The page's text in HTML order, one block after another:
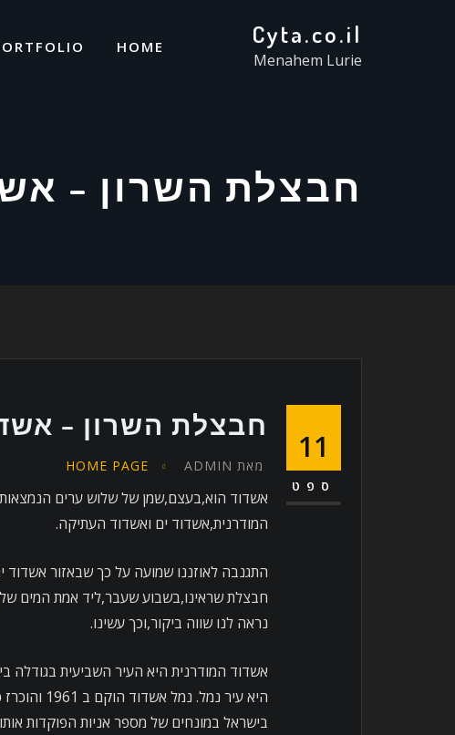
Cyta.co.il
Menahem Lurie
HOME
חבצלת השרון –
11
ספט
חבצלת השרון –
מאת ADMIN
HOME PAGE
אשדוד הוא,בעצם,שמן של שלוש ערים הנמצאות
המודרנית,אשדוד ים ואשדוד העתיקה.
התגנבה לאוזננו שמועה על כך שבאזור
חבצלת שראינו,בשבוע שעבר,ליד אמת המים
נראה לנו שווה ביקור,וכך עשינו.
היא עיר
בישראל במונחים של מספר אניות הפוקדות